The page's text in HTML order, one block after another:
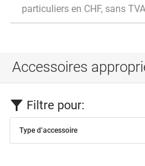
particuliers en CHF, sans TVA
Accessoires
Filtre pour:
Type d’accessoire